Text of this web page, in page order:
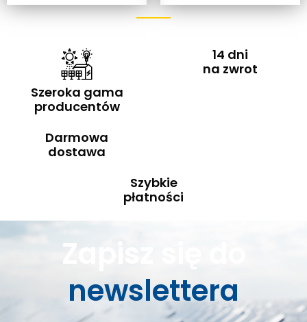
Szeroka gama
producentów
14 dni
na zwrot
Darmowa
dostawa
Szybkie
płatności
Zapisz się do
newslettera